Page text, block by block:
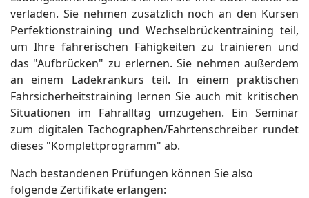
verladen. Sie nehmen zusätzlich noch an den Kursen
Perfektionstraining und Wechselbrückentraining teil,
um Ihre fahrerischen Fähigkeiten zu trainieren und
das "Aufbrücken" zu erlernen. Sie nehmen außerdem
an einem Ladekrankurs teil. In einem praktischen
Fahrsicherheitstraining lernen Sie auch mit kritischen
Situationen im Fahralltag umzugehen. Ein Seminar
zum digitalen Tachographen/Fahrtenschreiber rundet
dieses "Komplettprogramm" ab.
Nach bestandenen Prüfungen können Sie also
folgende Zertifikate erlangen: